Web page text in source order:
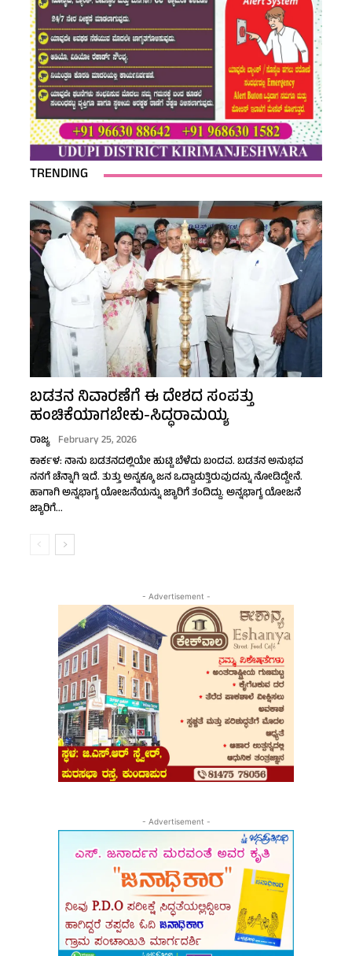
TRENDING
ಬಡತನ ನಿವಾರಣೆಗೆ ಈ ದೇಶದ ಸಂಪತ್ತು
ಹಂಚಿಕೆಯಾಗಬೇಕು-ಸಿದ್ಧರಾಮಯ್ಯ
ರಾಜ್ಯ February 25, 2026
ಕಾರ್ಕಳ: ನಾನು ಬಡತನದಲ್ಲಿಯೇ ಹುಟ್ಟಿ ಬೆಳೆದು ಬಂದವ. ಬಡತನ ಅನುಭವ
ನನಗೆ ಚೆನ್ನಾಗಿ ಇದೆ. ತುತ್ತು ಅನ್ನಕ್ಕೂ ಜನ ಒದ್ದಾಡುತ್ತಿರುವುದನ್ನು ನೋಡಿದ್ದೇನೆ.
ಹಾಗಾಗಿ ಅನ್ನಭಾಗ್ಯ ಯೋಜನೆಯನ್ನು ಜ್ಯಾರಿಗೆ ತಂದಿದ್ದು. ಅನ್ನಭಾಗ್ಯ ಯೋಜನೆ
ಜ್ಯಾರಿಗೆ...
- Advertisement -
- Advertisement -